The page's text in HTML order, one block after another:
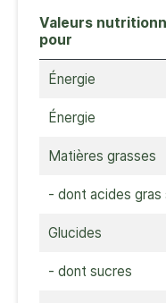
Valeurs
pour
Énergie
Énergie
Matières grasses
- dont acides gras
Glucides
- dont sucres